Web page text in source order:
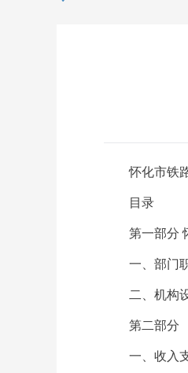
怀化市铁
目录
第一部分
一、部门
二、机构
第二部分
一、收入